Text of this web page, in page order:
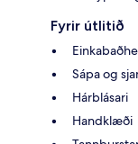
Fyrir útlitið
Sápa og
Hárblásari
Handklæði